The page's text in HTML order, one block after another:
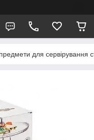
для сервірування